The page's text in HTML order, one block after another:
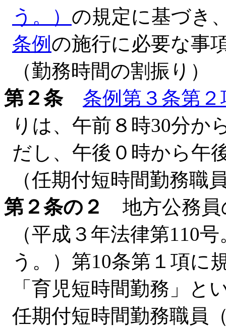
う。） の規定に基づき
条例 の施行に必要な事
（勤務時間の割振り）
第２条
条例第３条第２
りは、午前８時30分か
だし、午後０時から午
（任期付短時間勤務職
第２条の２
地方公務員
（平成３年法律第110
う。）第10条第１項に
「育児短時間勤務」と
任期付短時間勤務職員